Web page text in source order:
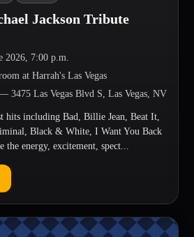
Jackson Tribute
2026, 7:00 p.m.
at Harrah's Las Vegas
3475 Las Vegas Blvd S, Las Vegas, NV
hits including Bad, Billie Jean, Beat It,
Black & White, I Want You Back
the energy, excitement, spect...